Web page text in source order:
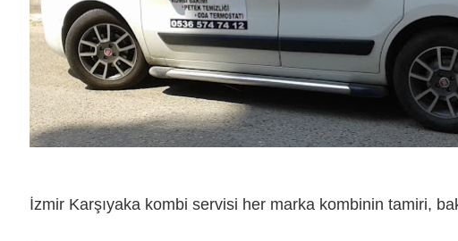
İzmir Karşıyaka kombi servisi her marka kombinin tamiri,